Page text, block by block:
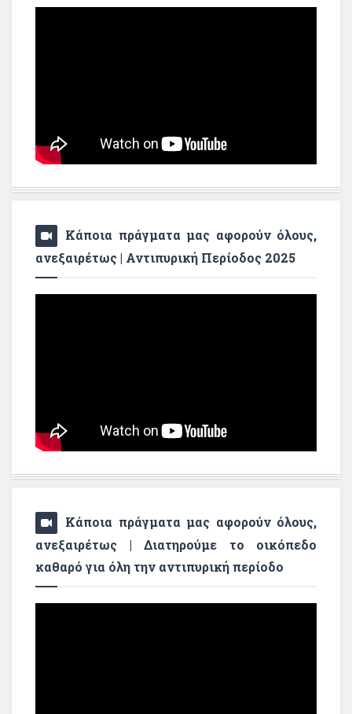
Κάποια πράγματα μας αφορούν όλους,
ανεξαιρέτως | Αντιπυρική Περίοδος 2025
Κάποια πράγματα μας αφορούν όλους,
ανεξαιρέτως | Διατηρούμε το οικόπεδο
καθαρό για όλη την αντιπυρική περίοδο